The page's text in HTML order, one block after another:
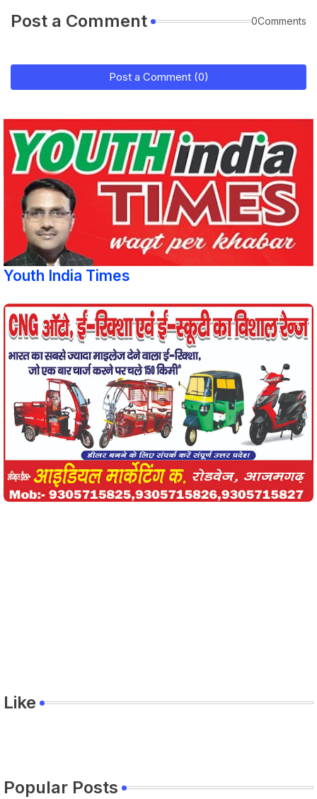
Post a Comment 0Comments
Post a Comment (0)
Youth India Times
Like
Popular Posts